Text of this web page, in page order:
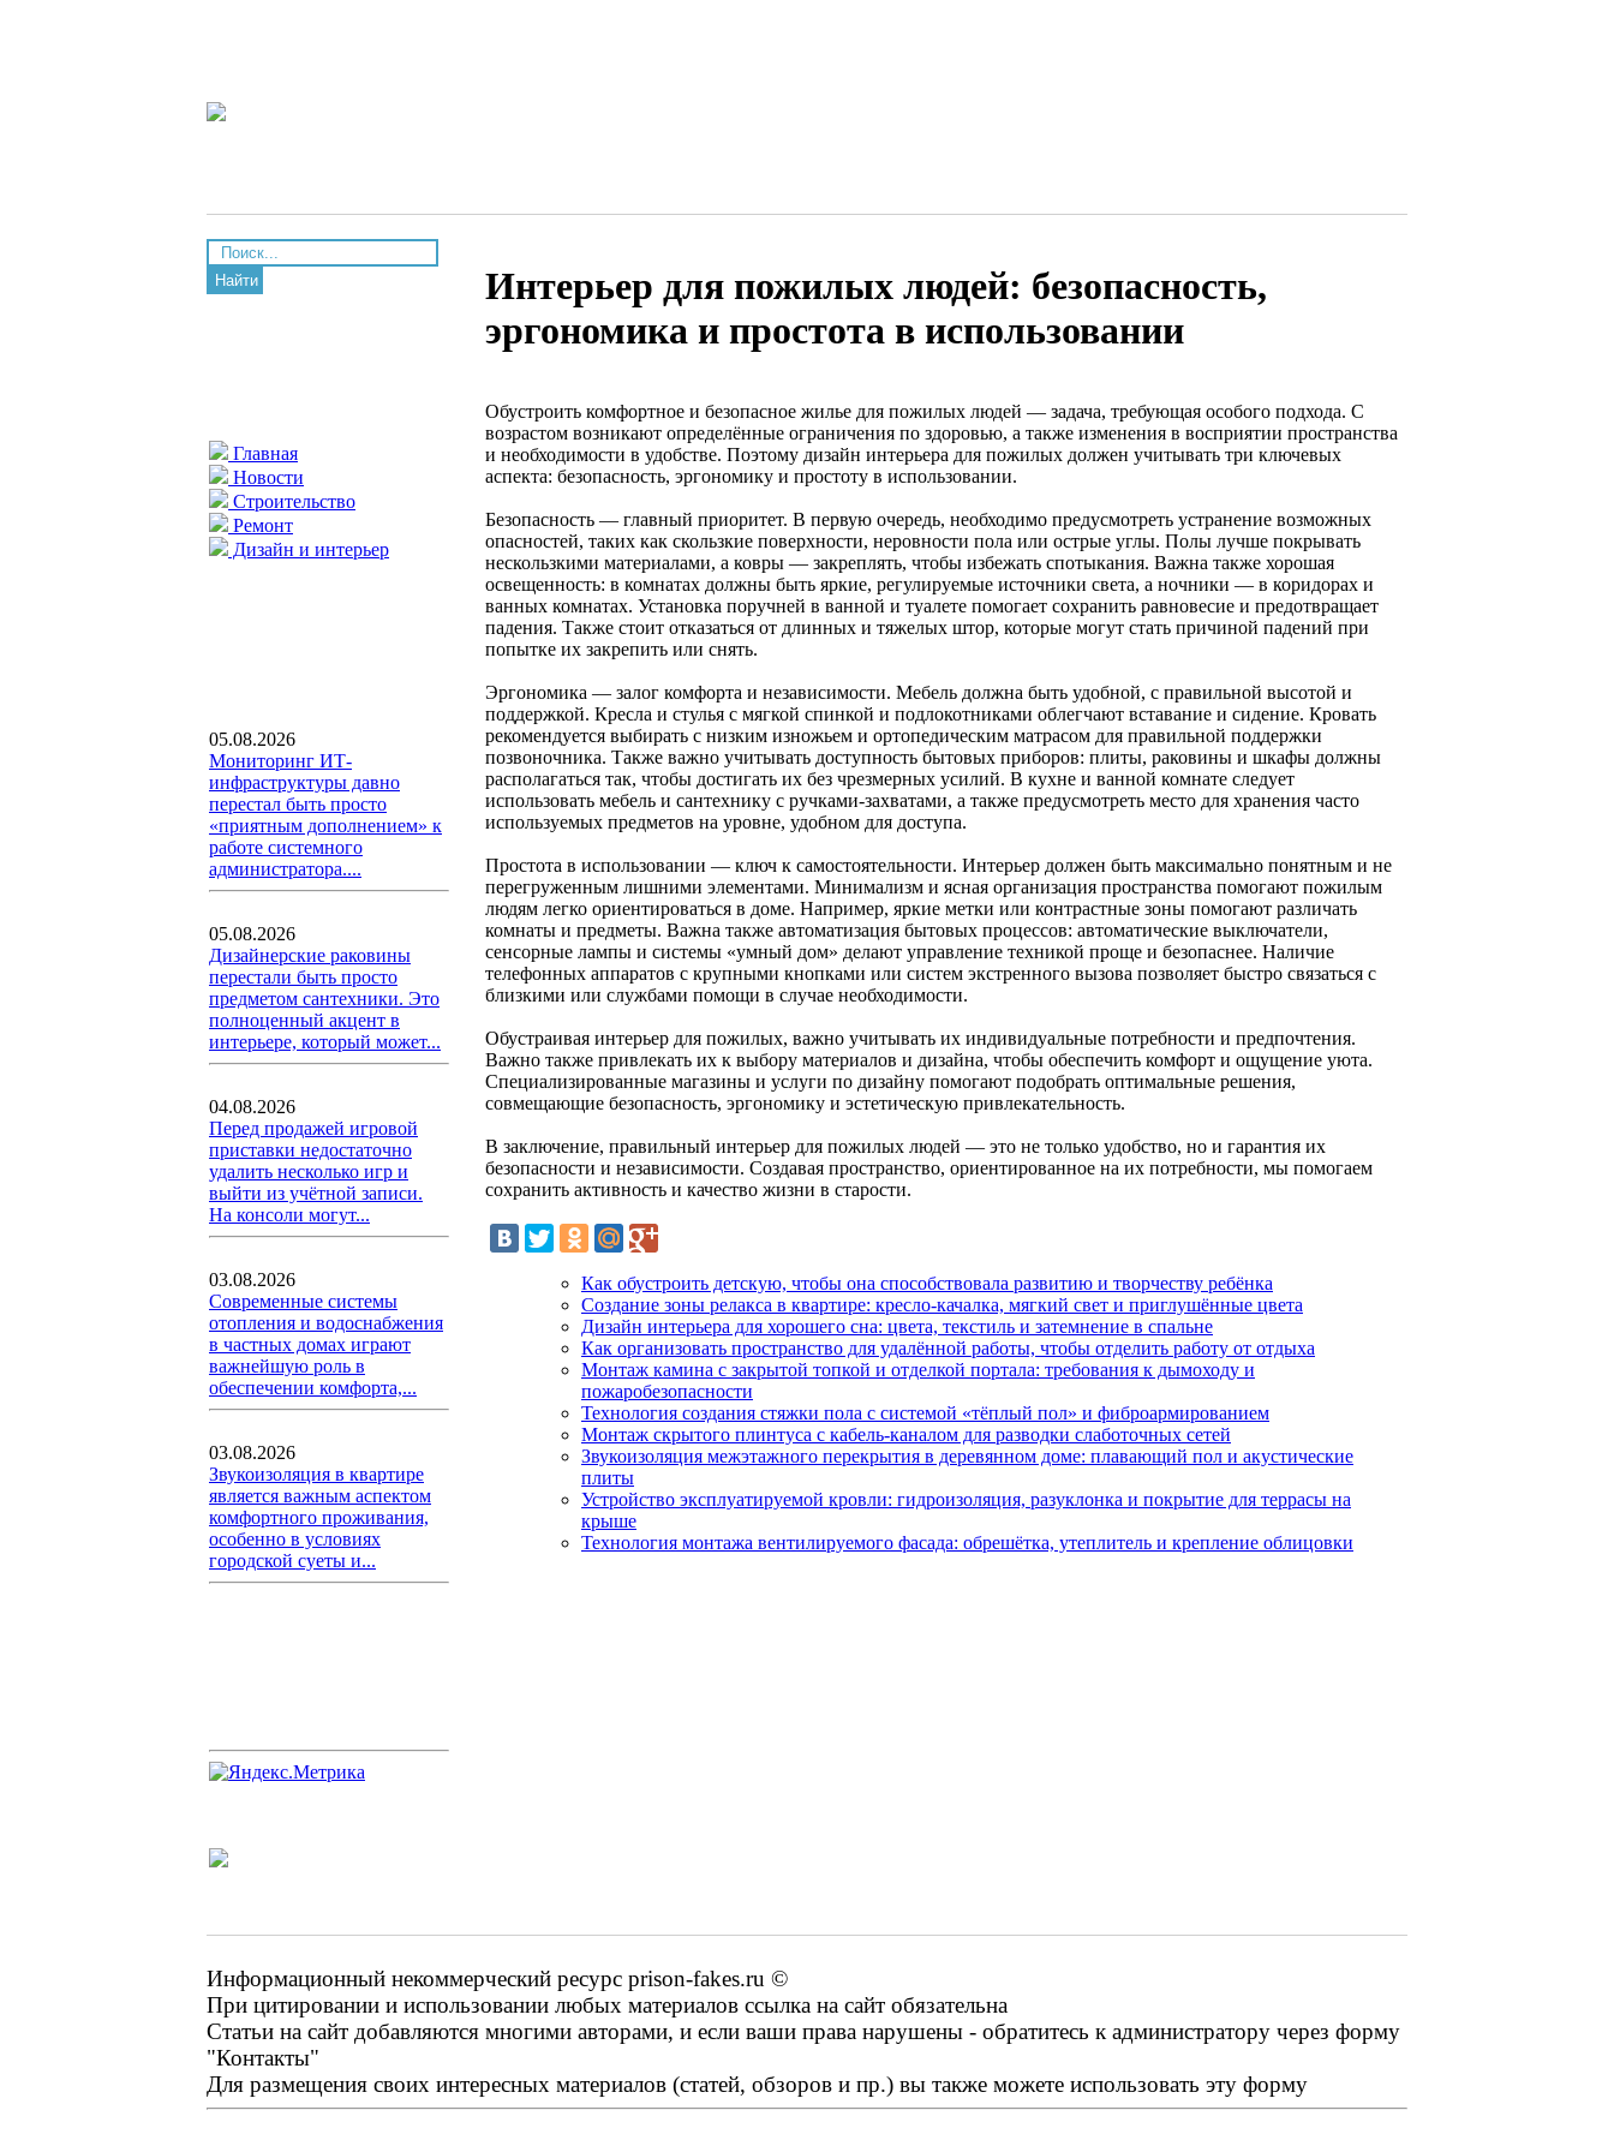
Найти
Главная
Новости
Строительство
Ремонт
Дизайн и интерьер
05.08.2026
Мониторинг ИТ-
инфраструктуры давно
перестал быть просто
«приятным дополнением» к
работе системного
администратора....
05.08.2026
Дизайнерские раковины
перестали быть просто
предметом сантехники. Это
полноценный акцент в
интерьере, который может...
04.08.2026
Перед продажей игровой
приставки недостаточно
удалить несколько игр и
выйти из учётной записи.
На консоли могут...
03.08.2026
Современные системы
отопления и водоснабжения
в частных домах играют
важнейшую роль в
обеспечении комфорта,...
03.08.2026
Звукоизоляция в квартире
является важным аспектом
комфортного проживания,
особенно в условиях
городской суеты и...
Интерьер для пожилых людей: безопасность,
эргономика и простота в использовании
Обустроить комфортное и безопасное жилье для пожилых людей — задача, требующая особого подхода. С
возрастом возникают определённые ограничения по здоровью, а также изменения в восприятии пространства
и необходимости в удобстве. Поэтому дизайн интерьера для пожилых должен учитывать три ключевых
аспекта: безопасность, эргономику и простоту в использовании.
Безопасность — главный приоритет. В первую очередь, необходимо предусмотреть устранение возможных
опасностей, таких как скользкие поверхности, неровности пола или острые углы. Полы лучше покрывать
нескользкими материалами, а ковры — закреплять, чтобы избежать спотыкания. Важна также хорошая
освещенность: в комнатах должны быть яркие, регулируемые источники света, а ночники — в коридорах и
ванных комнатах. Установка поручней в ванной и туалете помогает сохранить равновесие и предотвращает
падения. Также стоит отказаться от длинных и тяжелых штор, которые могут стать причиной падений при
попытке их закрепить или снять.
Эргономика — залог комфорта и независимости. Мебель должна быть удобной, с правильной высотой и
поддержкой. Кресла и стулья с мягкой спинкой и подлокотниками облегчают вставание и сидение. Кровать
рекомендуется выбирать с низким изножьем и ортопедическим матрасом для правильной поддержки
позвоночника. Также важно учитывать доступность бытовых приборов: плиты, раковины и шкафы должны
располагаться так, чтобы достигать их без чрезмерных усилий. В кухне и ванной комнате следует
использовать мебель и сантехнику с ручками-захватами, а также предусмотреть место для хранения часто
используемых предметов на уровне, удобном для доступа.
Простота в использовании — ключ к самостоятельности. Интерьер должен быть максимально понятным и не
перегруженным лишними элементами. Минимализм и ясная организация пространства помогают пожилым
людям легко ориентироваться в доме. Например, яркие метки или контрастные зоны помогают различать
комнаты и предметы. Важна также автоматизация бытовых процессов: автоматические выключатели,
сенсорные лампы и системы «умный дом» делают управление техникой проще и безопаснее. Наличие
телефонных аппаратов с крупными кнопками или систем экстренного вызова позволяет быстро связаться с
близкими или службами помощи в случае необходимости.
Обустраивая интерьер для пожилых, важно учитывать их индивидуальные потребности и предпочтения.
Важно также привлекать их к выбору материалов и дизайна, чтобы обеспечить комфорт и ощущение уюта.
Специализированные магазины и услуги по дизайну помогают подобрать оптимальные решения,
совмещающие безопасность, эргономику и эстетическую привлекательность.
В заключение, правильный интерьер для пожилых людей — это не только удобство, но и гарантия их
безопасности и независимости. Создавая пространство, ориентированное на их потребности, мы помогаем
сохранить активность и качество жизни в старости.
Как обустроить детскую, чтобы она способствовала развитию и творчеству ребёнка
Создание зоны релакса в квартире: кресло-качалка, мягкий свет и приглушённые цвета
Дизайн интерьера для хорошего сна: цвета, текстиль и затемнение в спальне
Как организовать пространство для удалённой работы, чтобы отделить работу от отдыха
Монтаж камина с закрытой топкой и отделкой портала: требования к дымоходу и
пожаробезопасности
Технология создания стяжки пола с системой «тёплый пол» и фиброармированием
Монтаж скрытого плинтуса с кабель-каналом для разводки слаботочных сетей
Звукоизоляция межэтажного перекрытия в деревянном доме: плавающий пол и акустические
плиты
Устройство эксплуатируемой кровли: гидроизоляция, разуклонка и покрытие для террасы на
крыше
Технология монтажа вентилируемого фасада: обрешётка, утеплитель и крепление облицовки
Информационный некоммерческий ресурс prison-fakes.ru ©
При цитировании и использовании любых материалов ссылка на сайт обязательна
Статьи на сайт добавляются многими авторами, и если ваши права нарушены - обратитесь к администратору через форму
"Контакты"
Для размещения своих интересных материалов (статей, обзоров и пр.) вы также можете использовать эту форму